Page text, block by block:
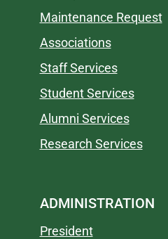
Maintenance Request
Associations
Staff Services
Student Services
Alumni Services
Research Services
ADMINISTRATION
President